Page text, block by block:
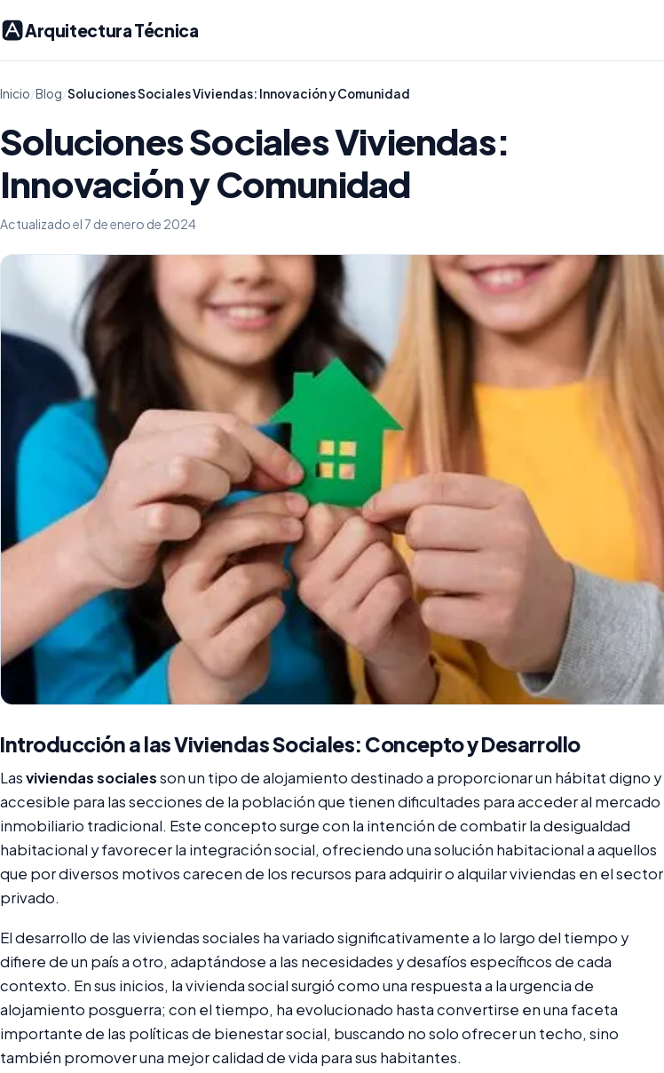
Arquitectura Técnica
Inicio/Blog/Soluciones Sociales Viviendas: Innovación y Comunidad
Soluciones Sociales Viviendas:
Innovación y Comunidad
Actualizado el 7 de enero de 2024
Introducción a las Viviendas Sociales: Concepto y Desarrollo
Lasviviendas socialesson un tipo de alojamiento destinado a proporcionar un hábitat digno y
accesible para las secciones de la población que tienen dificultades para acceder al mercado
inmobiliario tradicional. Este concepto surge con la intención de combatir la desigualdad
habitacional y favorecer la integración social, ofreciendo una solución habitacional a aquellos
que por diversos motivos carecen de los recursos para adquirir o alquilar viviendas en el sector
privado.
El desarrollo de las viviendas sociales ha variado significativamente a lo largo del tiempo y
difiere de un país a otro, adaptándose a las necesidades y desafíos específicos de cada
contexto. En sus inicios, la vivienda social surgió como una respuesta a la urgencia de
alojamiento posguerra; con el tiempo, ha evolucionado hasta convertirse en una faceta
importante de las políticas de bienestar social, buscando no solo ofrecer un techo, sino
también promover una mejor calidad de vida para sus habitantes.